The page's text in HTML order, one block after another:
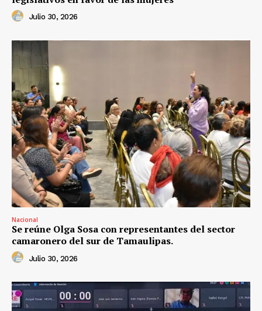
Julio 30, 2026
Nacional
Se reúne Olga Sosa con representantes del sector
camaronero del sur de Tamaulipas.
Julio 30, 2026